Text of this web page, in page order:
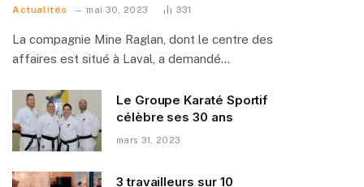
Actualités mai 30, 2023 331
La compagnie Mine Raglan, dont le centre des
affaires est situé à Laval, a demandé…
Le Groupe Karaté Sportif
célèbre ses 30 ans
mars 31, 2023
3 travailleurs sur 10